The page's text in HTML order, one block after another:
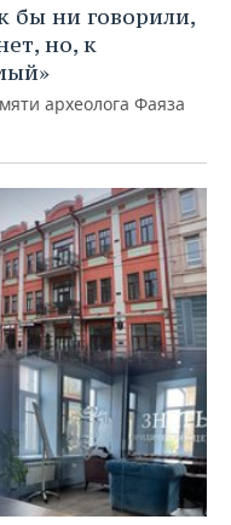
бы ни говорили,
но, к
археолога Фаяза